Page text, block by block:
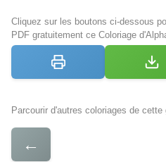
Cliquez sur les boutons ci-dessous
PDF gratuitement ce Coloriage
Parcourir d'autres coloriages de cette
←